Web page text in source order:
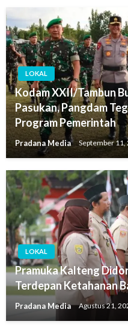
LOKAL
Kodam XXII/Tambun
Pasukan, Pangdam
Program Pemerintah
Pradana Media September 11,
LOKAL
Pramuka Kalteng
Terdepan Ketahanan
Pradana Media Agustus 21,